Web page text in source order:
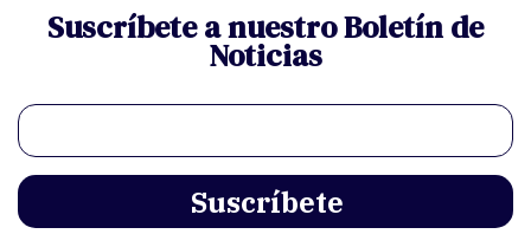
Suscríbete a nuestro Boletín de
Noticias